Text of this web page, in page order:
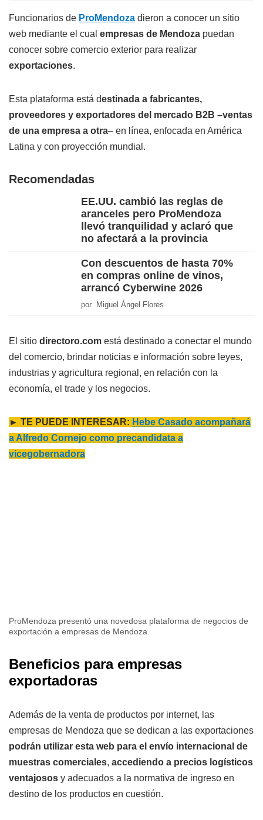
Funcionarios de ProMendoza dieron a conocer un sitio
web mediante el cual empresas de Mendoza puedan
conocer sobre comercio exterior para realizar
exportaciones.
Esta plataforma está destinada a fabricantes,
proveedores y exportadores del mercado B2B –ventas
de una empresa a otra– en línea, enfocada en América
Latina y con proyección mundial.
Recomendadas
EE.UU. cambió las reglas de
aranceles pero ProMendoza
llevó tranquilidad y aclaró que
no afectará a la provincia
Con descuentos de hasta 70%
en compras online de vinos,
arrancó Cyberwine 2026
por Miguel Ángel Flores
El sitio directoro.com está destinado a conectar el mundo
del comercio, brindar noticias e información sobre leyes,
industrias y agricultura regional, en relación con la
economía, el trade y los negocios.
► TE PUEDE INTERESAR: Hebe Casado acompañará
a Alfredo Cornejo como precandidata a
vicegobernadora
ProMendoza presentó una novedosa plataforma de negocios de
exportación a empresas de Mendoza.
Beneficios para empresas
exportadoras
Además de la venta de productos por internet, las
empresas de Mendoza que se dedican a las exportaciones
podrán utilizar esta web para el envío internacional de
muestras comerciales, accediendo a precios logísticos
ventajosos y adecuados a la normativa de ingreso en
destino de los productos en cuestión.